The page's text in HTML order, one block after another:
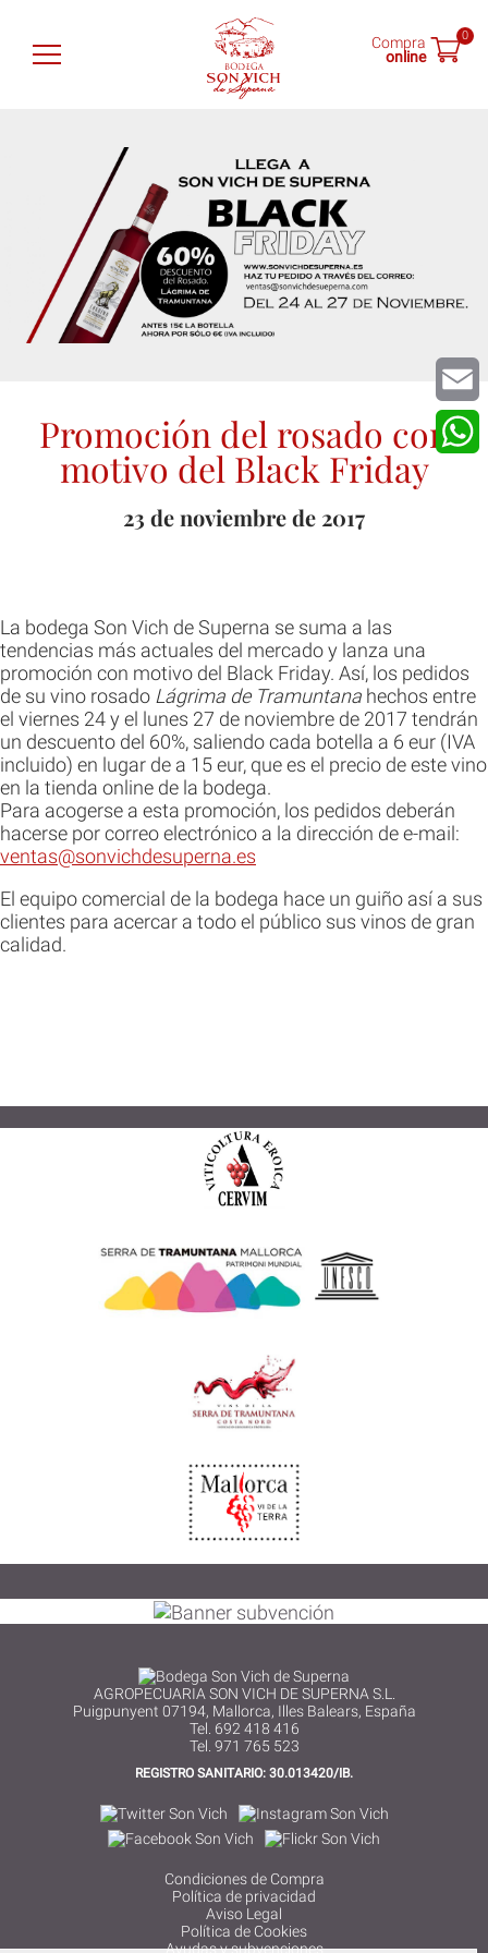
Compra
online
0
Catas
ES EN DE
Promoción del rosado con
motivo del Black Friday
23 de noviembre de 2017
La bodega Son Vich de Superna se suma a las
tendencias más actuales del mercado y lanza una
promoción con motivo del Black Friday. Así, los pedidos
de su vino rosado Lágrima de Tramuntana hechos entre
el viernes 24 y el lunes 27 de noviembre de 2017 tendrán
un descuento del 60%, saliendo cada botella a 6 eur (IVA
incluido) en lugar de a 15 eur, que es el precio de este vino
en la tienda online de la bodega.
Para acogerse a esta promoción, los pedidos deberán
hacerse por correo electrónico a la dirección de e-mail:
ventas@sonvichdesuperna.es
El equipo comercial de la bodega hace un guiño así a sus
clientes para acercar a todo el público sus vinos de gran
calidad.
AGROPECUARIA SON VICH DE SUPERNA S.L.
Puigpunyent 07194, Mallorca, Illes Balears, España
Tel. 692 418 416
Tel. 971 765 523
REGISTRO SANITARIO: 30.013420/IB.
Condiciones de Compra
Política de privacidad
Aviso Legal
Política de Cookies
Ayudas y subvenciones
Email